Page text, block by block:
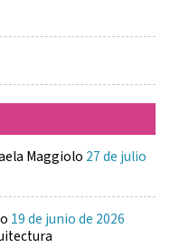
Maggiolo 27 de julio
19 de junio de 2026